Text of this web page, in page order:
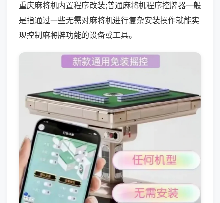
重庆麻将机内置程序改装;普通麻将机程序控牌器一般
是指通过一些无需对麻将机进行复杂安装操作就能实
现控制麻将牌功能的设备或工具。